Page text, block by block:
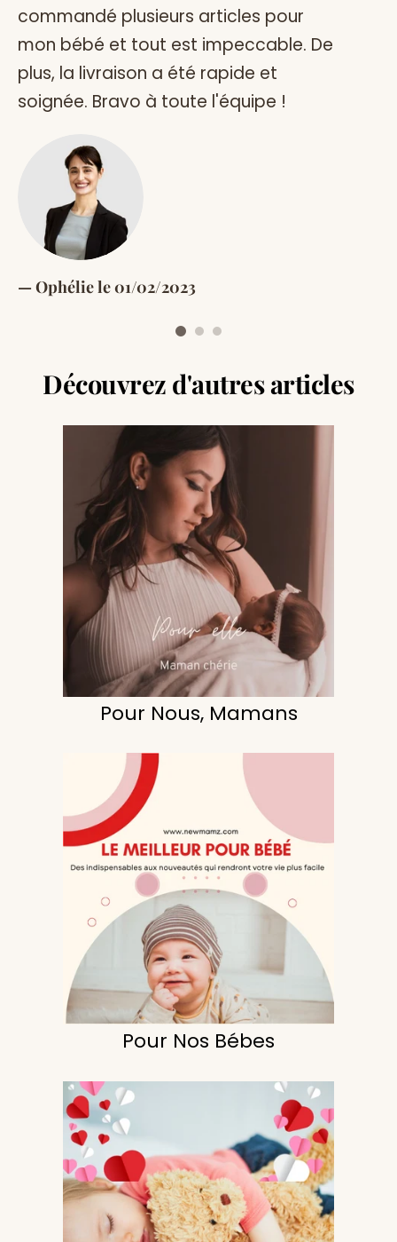
commandé plusieurs articles pour
mon bébé et tout est impeccable. De
plus, la livraison a été rapide et
soignée. Bravo à toute l'équipe !
Ophélie le 01/02/2023
Découvrez d'autres articles
Pour Nous, Mamans
Pour Nos Bébes